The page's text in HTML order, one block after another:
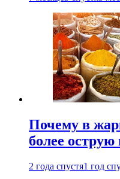
Почему в
более
2 года спустя1 год